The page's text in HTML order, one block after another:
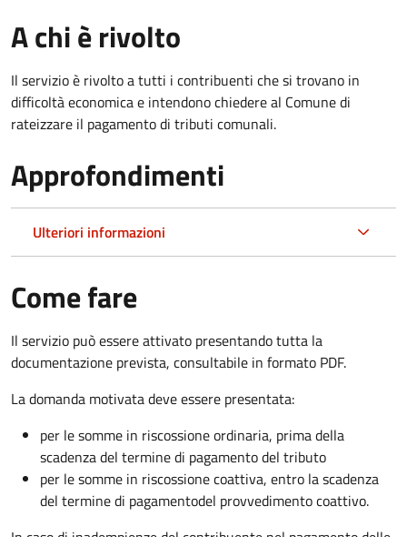
A chi è rivolto
Il servizio è rivolto a tutti i contribuenti che si trovano in
difficoltà economica e intendono chiedere al Comune di
rateizzare il pagamento di tributi comunali.
Approfondimenti
Ulteriori informazioni
Come fare
Il servizio può essere attivato presentando tutta la
documentazione prevista, consultabile in formato PDF.
La domanda motivata deve essere presentata:
per le somme in riscossione ordinaria, prima della
scadenza del termine di pagamento del tributo
per le somme in riscossione coattiva, entro la scadenza
del termine di pagamentodel provvedimento coattivo.